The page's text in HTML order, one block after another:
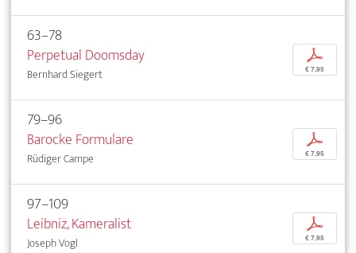
63–78
Perpetual Doomsday
Bernhard Siegert
p
€ 7,95
79–96
Barocke Formulare
Rüdiger Campe
p
€ 7,95
97–109
Leibniz, Kameralist
Joseph Vogl
p
€ 7,95